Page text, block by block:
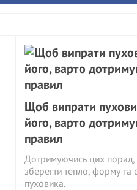
Щоб випрати
його, варто
правил
Дотримуючись цих
зберегти тепло, форму та
пуховика.